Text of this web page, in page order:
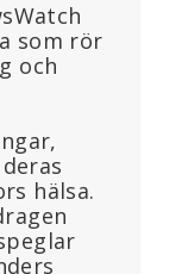
som rör
och
hälsa.